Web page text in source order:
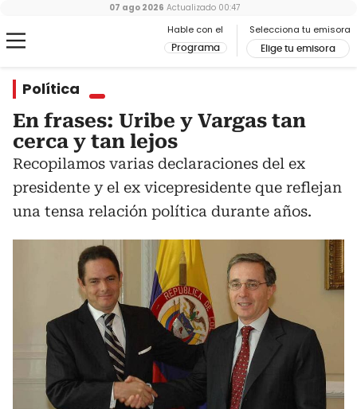
Hable con el
Programa
Selecciona tu emisora
Elige tu emisora
07 ago 2026 Actualizado 00:47
Política
En frases: Uribe y Vargas tan
cerca y tan lejos
Recopilamos varias declaraciones del ex
presidente y el ex vicepresidente que reflejan
una tensa relación política durante años.